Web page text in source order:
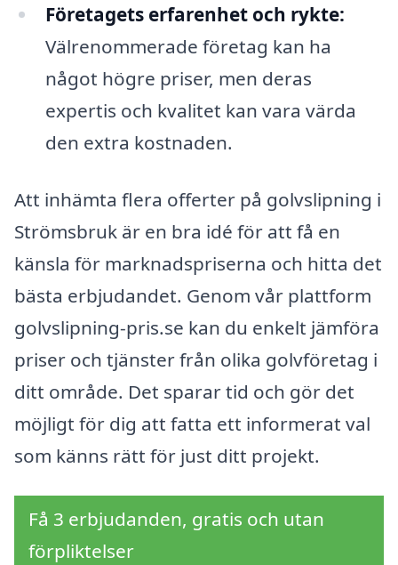
Företagets erfarenhet och rykte:
Välrenommerade företag kan ha
något högre priser, men deras
expertis och kvalitet kan vara värda
den extra kostnaden.
Att inhämta flera offerter på golvslipning i
Strömsbruk är en bra idé för att få en
känsla för marknadspriserna och hitta det
bästa erbjudandet. Genom vår plattform
golvslipning-pris.se kan du enkelt jämföra
priser och tjänster från olika golvföretag i
ditt område. Det sparar tid och gör det
möjligt för dig att fatta ett informerat val
som känns rätt för just ditt projekt.
Få 3 erbjudanden, gratis och utan
förpliktelser